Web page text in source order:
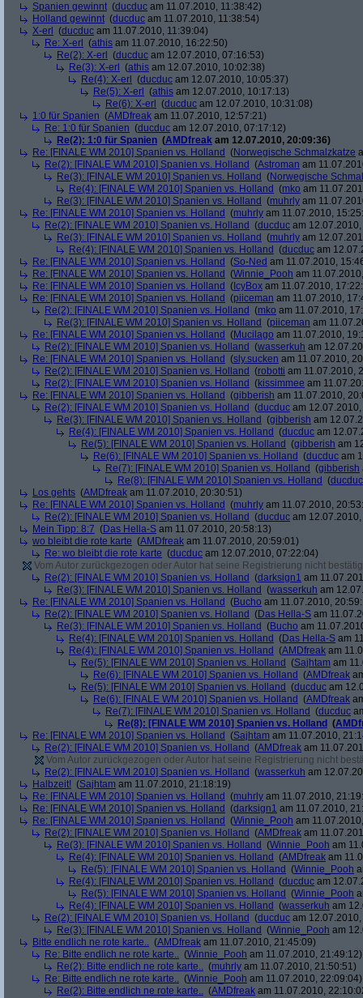
Spanien gewinnt (ducduc am 11.07.2010, 11:38:42)
Holland gewinnt (ducduc am 11.07.2010, 11:38:54)
X-erl
(ducduc am 11.07.2010, 11:39:04)
Re: X-erl
(athis am 11.07.2010, 16:22:50)
Re(2): X-erl
(ducduc am 12.07.2010, 07:16:53)
Re(3): X-erl
(athis am 12.07.2010, 10:02:38)
Re(4): X-erl
(ducduc am 12.07.2010, 10:05:37)
Re(5): X-erl
(athis am 12.07.2010, 10:17:13)
Re(6): X-erl
(ducduc am 12.07.2010, 10:31:08)
1:0 für Spanien (AMDfreak am 11.07.2010, 12:57:21)
Re: 1:0 für Spanien (ducduc am 12.07.2010, 07:17:12)
Re(2): 1:0 für Spanien (AMDfreak am 12.07.2010, 20:09:36)
Re: [FINALE WM 2010] Spanien vs. Holland (Norwegische Schmalzkatze
Re(2): [FINALE WM 2010] Spanien vs. Holland (Astroman am
Re(3): [FINALE WM 2010] Spanien vs. Holland (Norwegische
Re(4): [FINALE WM 2010] Spanien vs. Holland (mko am
Re(3): [FINALE WM 2010] Spanien vs. Holland (muhrly am
Re: [FINALE WM 2010] Spanien vs. Holland (muhrly am 11.07.2010,
Re(2): [FINALE WM 2010] Spanien vs. Holland (ducduc am
Re(3): [FINALE WM 2010] Spanien vs. Holland (muhrly am
Re(4): [FINALE WM 2010] Spanien vs. Holland (ducduc am
Re: [FINALE WM 2010] Spanien vs. Holland (So-Ned am 11.07.2010,
Re: [FINALE WM 2010] Spanien vs. Holland (Winnie_Pooh am
Re: [FINALE WM 2010] Spanien vs. Holland ( IcyBox am 11.07.2010,
Re: [FINALE WM 2010] Spanien vs. Holland (piiceman am 11.07.2010,
Re(2): [FINALE WM 2010] Spanien vs. Holland (mko am 11.07.2010,
Re(3): [FINALE WM 2010] Spanien vs. Holland (piiceman am
Re: [FINALE WM 2010] Spanien vs. Holland (Mucilago am 11.07.2010,
Re(2): [FINALE WM 2010] Spanien vs. Holland (wasserkuh am
Re: [FINALE WM 2010] Spanien vs. Holland (sly.sucken am 11.07.2010,
Re(2): [FINALE WM 2010] Spanien vs. Holland (robotti am 11.07.2010,
Re(2): [FINALE WM 2010] Spanien vs. Holland (kissimmee am
Re: [FINALE WM 2010] Spanien vs. Holland (gibberish am 11.07.2010,
Re(2): [FINALE WM 2010] Spanien vs. Holland (ducduc am
Re(3): [FINALE WM 2010] Spanien vs. Holland (gibberish am
Re(4): [FINALE WM 2010] Spanien vs. Holland (ducduc am
Re(5): [FINALE WM 2010] Spanien vs. Holland (gibberish am
Re(6): [FINALE WM 2010] Spanien vs. Holland (ducduc am
Re(7): [FINALE WM 2010] Spanien vs. Holland (gibberish
Re(8): [FINALE WM 2010] Spanien vs. Holland (ducduc
Los gehts (AMDfreak am 11.07.2010, 20:30:51)
Re: [FINALE WM 2010] Spanien vs. Holland (muhrly am 11.07.2010,
Re(2): [FINALE WM 2010] Spanien vs. Holland (ducduc am
Mein Tipp: 8:7 (Das Hella-S am 11.07.2010, 20:58:13)
wo bleibt die rote karte (AMDfreak am 11.07.2010, 20:59:01)
Re: wo bleibt die rote karte (ducduc am 12.07.2010, 07:22:04)
Vom Autor zurückgezogen oder Autor hat seine Registrierung nicht
Re(2): [FINALE WM 2010] Spanien vs. Holland (darksign1 am
Re(3): [FINALE WM 2010] Spanien vs. Holland (wasserkuh am
Re: [FINALE WM 2010] Spanien vs. Holland (Bucho am 11.07.2010,
Re(2): [FINALE WM 2010] Spanien vs. Holland (Das Hella-S am
Re(3): [FINALE WM 2010] Spanien vs. Holland (Bucho am
Re(4): [FINALE WM 2010] Spanien vs. Holland (Das Hella-S am
Re(4): [FINALE WM 2010] Spanien vs. Holland (AMDfreak am
Re(5): [FINALE WM 2010] Spanien vs. Holland (Sajhtam am
Re(6): [FINALE WM 2010] Spanien vs. Holland (AMDfreak
Re(5): [FINALE WM 2010] Spanien vs. Holland (ducduc am
Re(6): [FINALE WM 2010] Spanien vs. Holland (AMDfreak
Re(7): [FINALE WM 2010] Spanien vs. Holland (ducduc
Re(8): [FINALE WM 2010] Spanien vs. Holland (
Re: [FINALE WM 2010] Spanien vs. Holland (Sajhtam am 11.07.2010,
Re(2): [FINALE WM 2010] Spanien vs. Holland (AMDfreak am
Vom Autor zurückgezogen oder Autor hat seine Registrierung nicht
Re(2): [FINALE WM 2010] Spanien vs. Holland (wasserkuh am
Halbzeit! (Sajhtam am 11.07.2010, 21:18:19)
Re: [FINALE WM 2010] Spanien vs. Holland (muhrly am 11.07.2010,
Re: [FINALE WM 2010] Spanien vs. Holland (darksign1 am 11.07.2010,
Re: [FINALE WM 2010] Spanien vs. Holland (Winnie_Pooh am
Re(2): [FINALE WM 2010] Spanien vs. Holland (AMDfreak am
Re(3): [FINALE WM 2010] Spanien vs. Holland (Winnie_Pooh am
Re(4): [FINALE WM 2010] Spanien vs. Holland (AMDfreak am
Re(5): [FINALE WM 2010] Spanien vs. Holland (Winnie_Pooh
Re(4): [FINALE WM 2010] Spanien vs. Holland (ducduc am
Re(5): [FINALE WM 2010] Spanien vs. Holland (Winnie_Pooh
Re(4): [FINALE WM 2010] Spanien vs. Holland (wasserkuh am
Re(2): [FINALE WM 2010] Spanien vs. Holland (ducduc am
Re(3): [FINALE WM 2010] Spanien vs. Holland (Winnie_Pooh am
Bitte endlich ne rote karte.. (AMDfreak am 11.07.2010, 21:45:09)
Re: Bitte endlich ne rote karte.. (Winnie_Pooh am 11.07.2010, 21:49:12)
Re(2): Bitte endlich ne rote karte.. (muhrly am 11.07.2010, 21:50:51)
Re: Bitte endlich ne rote karte.. (Winnie_Pooh am 11.07.2010, 22:09:04)
Re(2): Bitte endlich ne rote karte.. (AMDfreak am 11.07.2010,